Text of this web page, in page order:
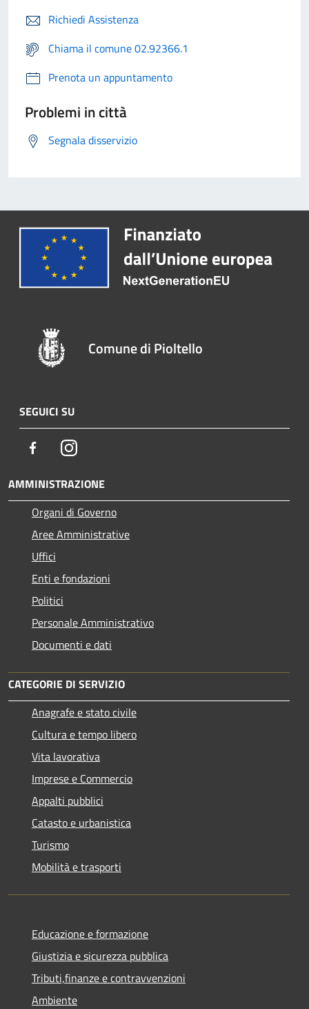
Richiedi Assistenza
Chiama il comune 02.92366.1
Prenota un appuntamento
Problemi in città
Segnala disservizio
Comune di Pioltello
SEGUICI SU
FacebookInstagram
AMMINISTRAZIONE
Organi di Governo
Aree Amministrative
Uffici
Enti e fondazioni
Politici
Personale Amministrativo
Documenti e dati
CATEGORIE DI SERVIZIO
Anagrafe e stato civile
Cultura e tempo libero
Vita lavorativa
Imprese e Commercio
Appalti pubblici
Catasto e urbanistica
Turismo
Mobilità e trasporti
Educazione e formazione
Giustizia e sicurezza pubblica
Tributi,finanze e contravvenzioni
Ambiente